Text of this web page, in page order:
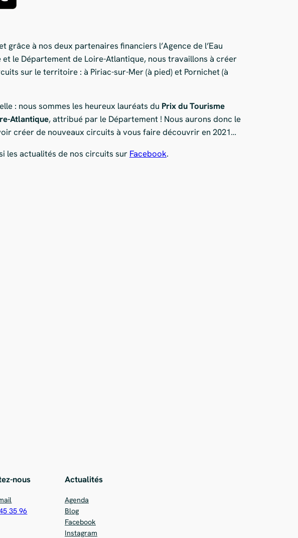
grâce à nos deux partenaires financiers l’Agence de l’Eau
et le Département de Loire-Atlantique, nous travaillons à créer
sur le territoire : à Piriac-sur-Mer (à pied) et Pornichet (à
: nous sommes les heureux lauréats du Prix du Tourisme
Atlantique, attribué par le Département ! Nous aurons donc le
créer de nouveaux circuits à vous faire découvrir en 2021…
les actualités de nos circuits sur Facebook.
nous
35 96
Actualités
Agenda
Blog
Facebook
Instagram